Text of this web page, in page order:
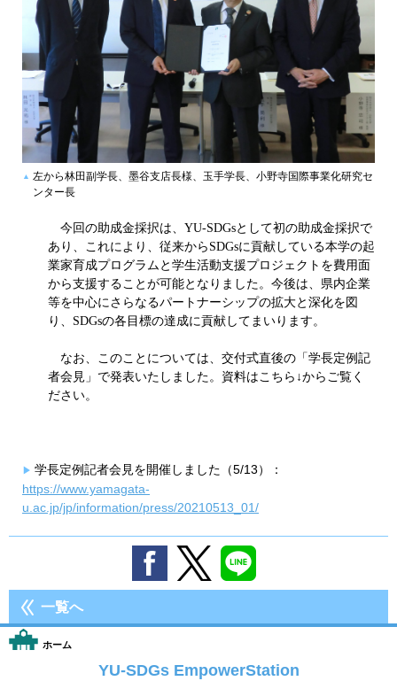
左から林田副学長、墨谷支店長様、玉手学長、小野寺国際事業化研究セ
ンター長
今回の助成金採択は、YU-SDGsとして初の助成金採択で
あり、これにより、従来からSDGsに貢献している本学の起
業家育成プログラムと学生活動支援プロジェクトを費用面
から支援することが可能となりました。今後は、県内企業
等を中心にさらなるパートナーシップの拡大と深化を図
り、SDGsの各目標の達成に貢献してまいります。
なお、このことについては、交付式直後の「学長定例記
者会見」で発表いたしました。資料はこちら↓からご覧く
ださい。
学長定例記者会見を開催しました（5/13）：
https://www.yamagata-
u.ac.jp/jp/information/press/20210513_01/
一覧へ
ホーム
YU-SDGs EmpowerStation